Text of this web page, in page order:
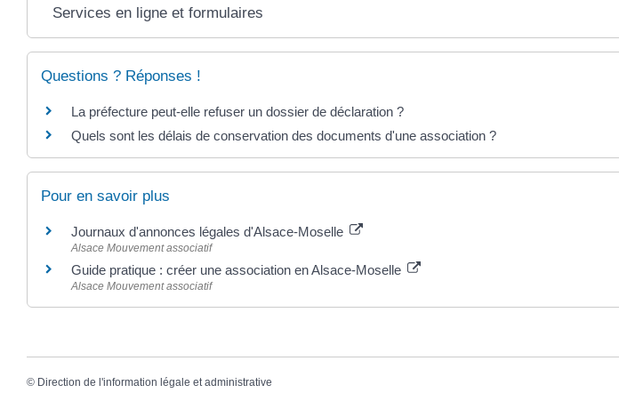
Services en ligne et formulaires
Questions ? Réponses !
La préfecture peut-elle refuser un dossier de déclaration ?
Quels sont les délais de conservation des documents d'une association ?
Pour en savoir plus
Journaux d'annonces légales d'Alsace-Moselle
Alsace Mouvement associatif
Guide pratique : créer une association en Alsace-Moselle
Alsace Mouvement associatif
© Direction de l'information légale et administrative